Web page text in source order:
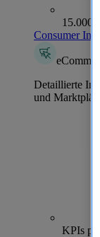
Consumer
Detaillierte
und
KPIs